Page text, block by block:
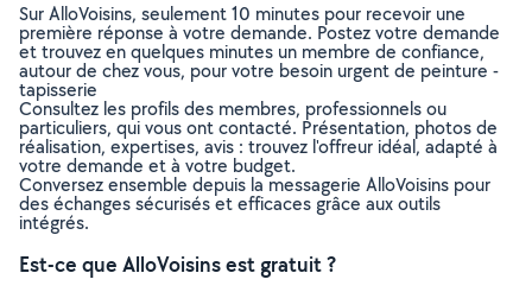
Sur AlloVoisins, seulement 10 minutes pour recevoir une
première réponse à votre demande. Postez votre demande
et trouvez en quelques minutes un membre de confiance,
autour de chez vous, pour votre besoin urgent de peinture -
tapisserie
Consultez les profils des membres, professionnels ou
particuliers, qui vous ont contacté. Présentation, photos de
réalisation, expertises, avis : trouvez l'offreur idéal, adapté à
votre demande et à votre budget.
Conversez ensemble depuis la messagerie AlloVoisins pour
des échanges sécurisés et efficaces grâce aux outils
intégrés.
Est-ce que AlloVoisins est gratuit ?